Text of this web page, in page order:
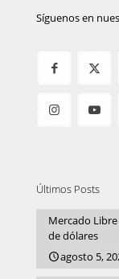
Síguenos en
Últimos Posts
Mercado
de dólares
agosto 5,